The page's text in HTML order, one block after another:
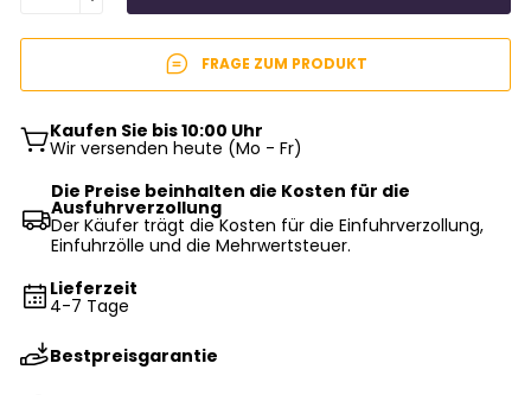
FRAGE ZUM PRODUKT
Kaufen Sie bis 10:00 Uhr
Wir versenden heute (Mo - Fr)
Die Preise beinhalten die Kosten für die
Ausfuhrverzollung
Der Käufer trägt die Kosten für die Einfuhrverzollung,
Einfuhrzölle und die Mehrwertsteuer.
Lieferzeit
4-7 Tage
Bestpreisgarantie